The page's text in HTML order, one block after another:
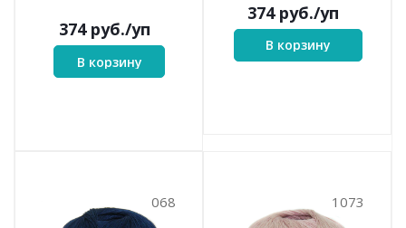
374руб./уп
В корзину
374руб./уп
В корзину
068 1073